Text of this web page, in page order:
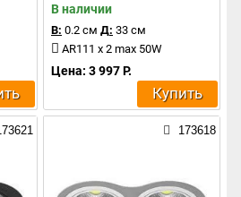
В наличии
В: 0.2 см Д: 33 см
AR111 x 2 max 50W
Цена: 3 997 Р.
Купить
173618